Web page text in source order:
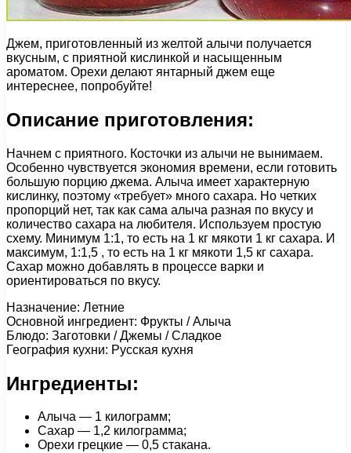
Джем, приготовленный из желтой алычи получается
вкусным, с приятной кислинкой и насыщенным
ароматом. Орехи делают янтарный джем еще
интереснее, попробуйте!
Описание приготовления:
Начнем с приятного. Косточки из алычи не вынимаем.
Особенно чувствуется экономия времени, если готовить
большую порцию джема. Алыча имеет характерную
кислинку, поэтому «требует» много сахара. Но четких
пропорций нет, так как сама алыча разная по вкусу и
количество сахара на любителя. Используем простую
схему. Минимум 1:1, то есть на 1 кг мякоти 1 кг сахара. И
максимум, 1:1,5 , то есть на 1 кг мякоти 1,5 кг сахара.
Сахар можно добавлять в процессе варки и
ориентироваться по вкусу.
Назначение: Летние
Основной ингредиент: Фрукты / Алыча
Блюдо: Заготовки / Джемы / Сладкое
География кухни: Русская кухня
Ингредиенты:
Алыча — 1 килограмм;
Сахар — 1,2 килограмма;
Орехи грецкие — 0,5 стакана.